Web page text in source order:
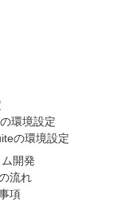
環境設定
の環境設定
開発
流れ
項